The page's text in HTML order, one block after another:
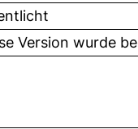
Version wurde